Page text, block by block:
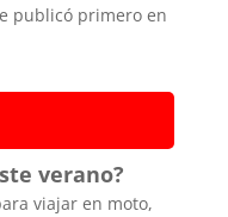
publicó primero en
verano?
viajar en moto,